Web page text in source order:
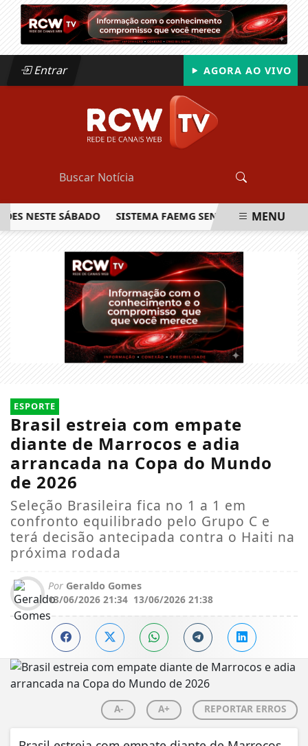
Entrar AGORA AO VIVO
SÁBADO SISTEMA FAEMG SENAR LANÇA O PRIMEIRO
MENU
ESPORTE
Brasil estreia com empate
diante de Marrocos e adia
arrancada na Copa do Mundo
de 2026
Seleção Brasileira fica no 1 a 1 em
confronto equilibrado pelo Grupo C e
terá decisão antecipada contra o Haiti na
próxima rodada
Por Geraldo Gomes
13/06/2026 21:34 13/06/2026 21:38
A- A+ REPORTAR ERROS